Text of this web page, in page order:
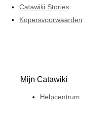
Catawiki Stories
Kopersvoorwaarden
Mijn Catawiki
Helpcentrum